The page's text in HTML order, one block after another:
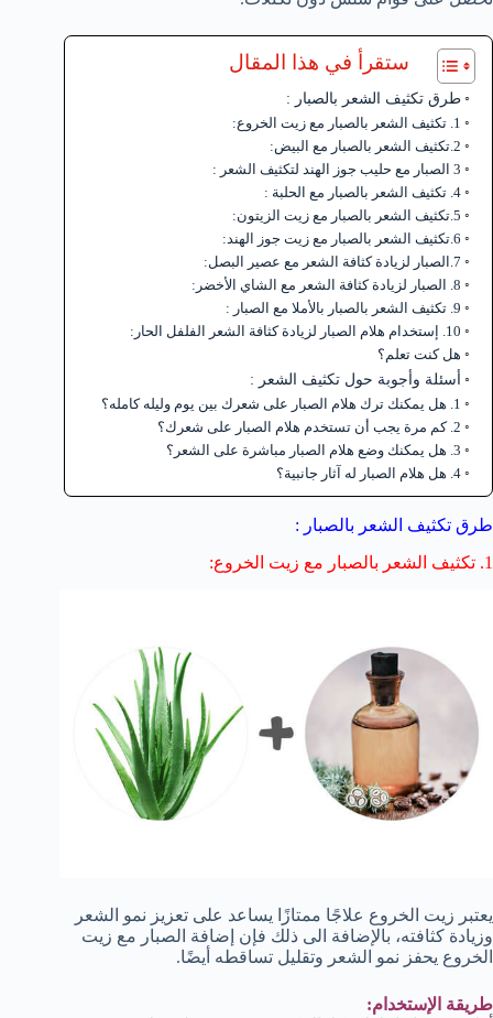
ستقرأ في هذا المقال
طرق تكثيف الشعر بالصبار :
1. تكثيف الشعر بالصبار مع زيت الخروع:
2.تكثيف الشعر بالصبار مع البيض:
3 الصبار مع حليب جوز الهند لتكثيف الشعر :
4. تكثيف الشعر بالصبار مع الحلبة :
5.تكثيف الشعر بالصبار مع زيت الزيتون:
6.تكثيف الشعر بالصبار مع زيت جوز الهند:
7.الصبار لزيادة كثافة الشعر مع عصير البصل:
8. الصبار لزيادة كثافة الشعر مع الشاي الأخضر:
9. تكثيف الشعر بالصبار بالأملا مع الصبار :
10. إستخدام هلام الصبار لزيادة كثافة الشعر الفلفل الحار:
هل كنت تعلم؟
أسئلة وأجوبة حول تكثيف الشعر :
1. هل يمكنك ترك هلام الصبار على شعرك بين يوم وليله كامله؟
2. كم مرة يجب أن تستخدم هلام الصبار على شعرك؟
3. هل يمكنك وضع هلام الصبار مباشرة على الشعر؟
4. هل هلام الصبار له آثار جانبية؟
طرق تكثيف الشعر بالصبار :
1. تكثيف الشعر بالصبار مع زيت الخروع:
يعتبر زيت الخروع علاجًا ممتازًا يساعد على تعزيز نمو الشعر
وزيادة كثافته، بالإضافة الى ذلك فإن إضافة الصبار مع زيت
الخروع يحفز نمو الشعر وتقليل تساقطه أيضًا.
طريقة الإستخدام: